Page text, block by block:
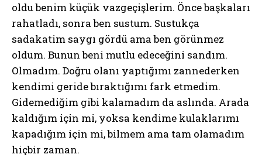
oldu benim küçük vazgeçişlerim. Önce başkaları
rahatladı, sonra ben sustum. Sustukça
sadakatim saygı gördü ama ben görünmez
oldum. Bunun beni mutlu edeceğini sandım.
Olmadım. Doğru olanı yaptığımı zannederken
kendimi geride bıraktığımı fark etmedim.
Gidemediğim gibi kalamadım da aslında. Arada
kaldığım için mi, yoksa kendime kulaklarımı
kapadığım için mi, bilmem ama tam olamadım
hiçbir zaman.